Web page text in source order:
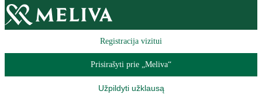
Registracija vizitui
Prisirašyti prie „Meliva“
Užpildyti užklausą